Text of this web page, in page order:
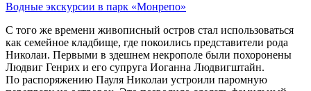
Водные экскурсии в парк «Монрепо»
С того же времени живописный остров стал использоваться
как семейное кладбище, где покоились представители рода
Николаи. Первыми в здешнем некрополе были похоронены
Людвиг Генрих и его супруга Иоганна Людвигштайн.
По распоряжению Пауля Николаи устроили паромную